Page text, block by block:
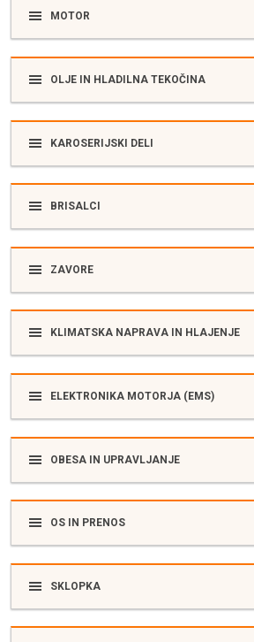
MOTOR
OLJE IN HLADILNA TEKOČINA
KAROSERIJSKI DELI
BRISALCI
ZAVORE
KLIMATSKA NAPRAVA IN HLAJENJE
ELEKTRONIKA MOTORJA (EMS)
OBESA IN UPRAVLJANJE
OS IN PRENOS
SKLOPKA